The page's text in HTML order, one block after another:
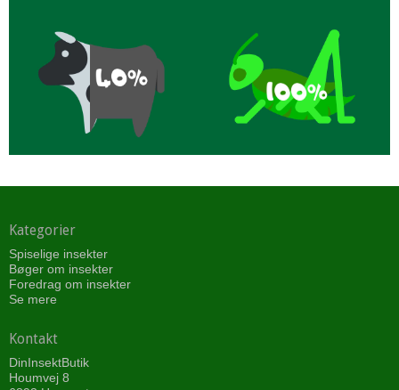
Kategorier
Spiselige insekter
Bøger om insekter
Foredrag om insekter
Se mere
Kontakt
DinInsektButik
Houmvej 8